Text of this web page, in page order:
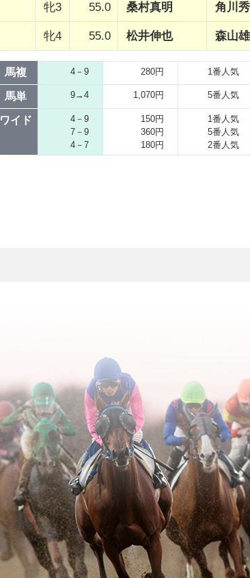
牝3 55.0 桑村真明 角川
牝4 55.0 松井伸也 森山
馬複 4－9 280円 1番人気
馬単 9→4 1,070円 5番人気
ワイド
4－9
7－9
4－7
150円
360円
180円
1番人気
5番人気
2番人気